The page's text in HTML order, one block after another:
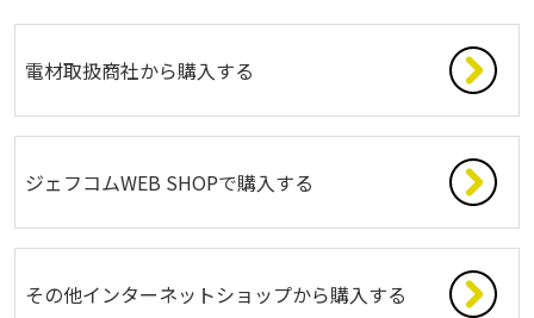
電材取扱商社から購入する
ジェフコムWEB SHOPで購入する
その他インターネットショップから購入する